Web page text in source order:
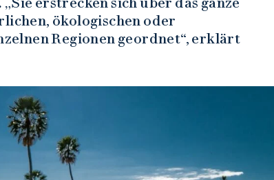
ökologischen oder
Regionen geordnet“, erklärt